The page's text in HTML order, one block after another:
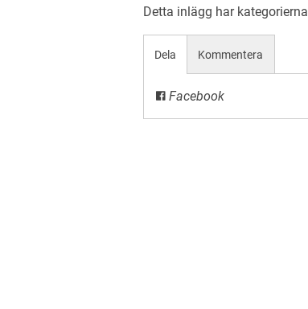
Detta inlägg har kategorierna
Dela
Facebook
Kommentera